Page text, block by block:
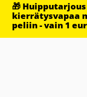
🎁
kierrätysvapaa
peliin - vain 1